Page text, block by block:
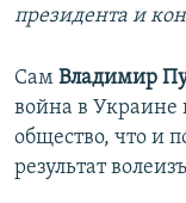
президента и
Сам Владимир
война в Украине
общество, что и
результат